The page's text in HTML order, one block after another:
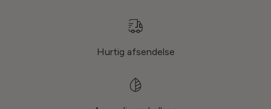
Hurtig afsendelse